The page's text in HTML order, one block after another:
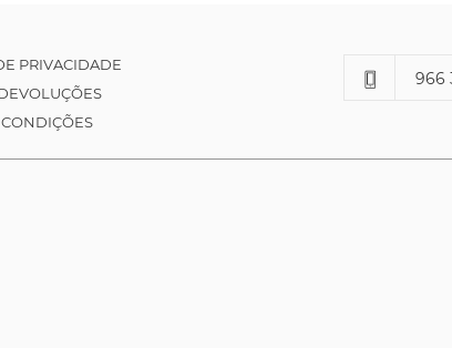
PRIVACIDADE
966